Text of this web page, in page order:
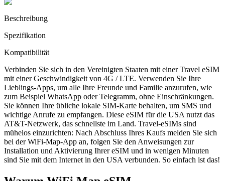
Beschreibung
Spezifikation
Kompatibilität
Verbinden Sie sich in den Vereinigten Staaten mit einer Travel eSIM
mit einer Geschwindigkeit von 4G / LTE. Verwenden Sie Ihre
Lieblings-Apps, um alle Ihre Freunde und Familie anzurufen, wie
zum Beispiel WhatsApp oder Telegramm, ohne Einschränkungen.
Sie können Ihre übliche lokale SIM-Karte behalten, um SMS und
wichtige Anrufe zu empfangen. Diese eSIM für die USA nutzt das
AT&T-Netzwerk, das schnellste im Land. Travel-eSIMs sind
mühelos einzurichten: Nach Abschluss Ihres Kaufs melden Sie sich
bei der WiFi-Map-App an, folgen Sie den Anweisungen zur
Installation und Aktivierung Ihrer eSIM und in wenigen Minuten
sind Sie mit dem Internet in den USA verbunden. So einfach ist das!